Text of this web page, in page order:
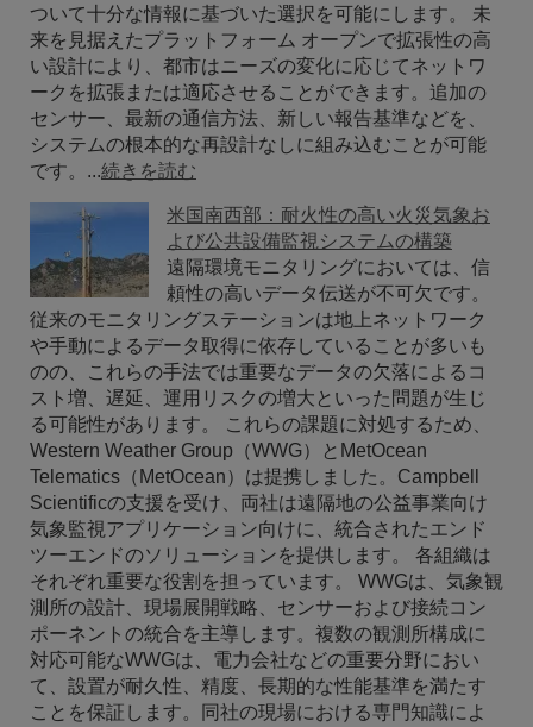
ついて十分な情報に基づいた選択を可能にします。 未
来を見据えたプラットフォーム オープンで拡張性の高
い設計により、都市はニーズの変化に応じてネットワ
ークを拡張または適応させることができます。追加の
センサー、最新の通信方法、新しい報告基準などを、
システムの根本的な再設計なしに組み込むことが可能
です。...続きを読む
米国南西部：耐火性の高い火災気象お
よび公共設備監視システムの構築
遠隔環境モニタリングにおいては、信
頼性の高いデータ伝送が不可欠です。
従来のモニタリングステーションは地上ネットワーク
や手動によるデータ取得に依存していることが多いも
のの、これらの手法では重要なデータの欠落によるコ
スト増、遅延、運用リスクの増大といった問題が生じ
る可能性があります。 これらの課題に対処するため、
Western Weather Group（WWG）とMetOcean
Telematics（MetOcean）は提携しました。Campbell
Scientificの支援を受け、両社は遠隔地の公益事業向け
気象監視アプリケーション向けに、統合されたエンド
ツーエンドのソリューションを提供します。 各組織は
それぞれ重要な役割を担っています。 WWGは、気象観
測所の設計、現場展開戦略、センサーおよび接続コン
ポーネントの統合を主導します。複数の観測所構成に
対応可能なWWGは、電力会社などの重要分野におい
て、設置が耐久性、精度、長期的な性能基準を満たす
ことを保証します。同社の現場における専門知識によ